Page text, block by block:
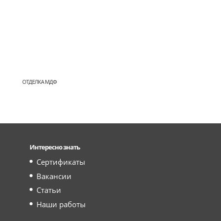
ОТДЕЛКА МДФ
Интересно знать
Сертификаты
Вакансии
Статьи
Наши работы